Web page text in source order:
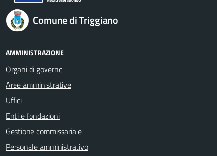
Comune di Triggiano
AMMINISTRAZIONE
Organi di governo
Aree amministrative
Uffici
Enti e fondazioni
Gestione commissariale
Personale amministrativo